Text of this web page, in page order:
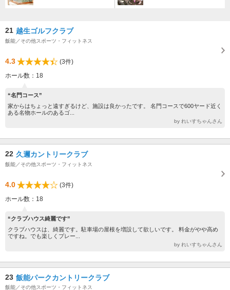
21 越生ゴルフクラブ
飯能／その他スポーツ・フィットネス
4.3
(3件)
ホール数：18
“名門コース”
家からはちょっと遠すぎるけど、施設は良かったです。 名門コースで600ヤード近く
ある名物ホールのあるゴ...
by れいすちゃんさん
22 久邇カントリークラブ
飯能／その他スポーツ・フィットネス
4.0
(3件)
ホール数：18
“クラブハウス綺麗です”
クラブハウスは、綺麗です。駐車場の屋根を増設して欲しいです。 料金がやや高め
ですね。でも楽しくプレー...
by れいすちゃんさん
23 飯能パークカントリークラブ
飯能／その他スポーツ・フィットネス